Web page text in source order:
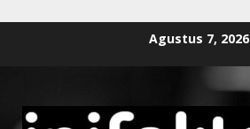
Agustus 7, 2026